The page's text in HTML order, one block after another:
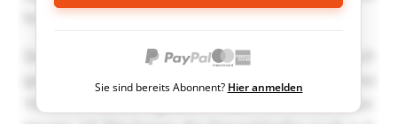
Sie sind bereits Abonnent? Hier anmelden